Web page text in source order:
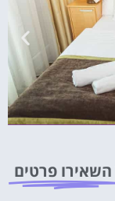
השאירו פרטים